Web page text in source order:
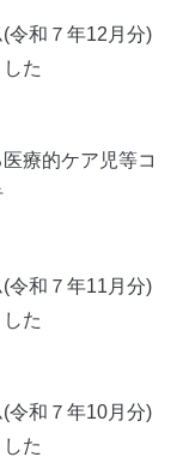
令和７年12月分)
た
療的ケア児等コ
令和７年11月分)
た
令和７年10月分)
た